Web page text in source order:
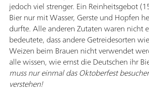
jedoch viel strenger. Ein Reinheitsgebot
Bier nur mit Wasser, Gerste und Hopfen
durfte. Alle anderen Zutaten waren nicht
bedeutete, dass andere Getreidesorten
Weizen beim Brauen nicht verwendet
alle wissen, wie ernst die Deutschen ihr
muss nur einmal das Oktoberfest
verstehen!